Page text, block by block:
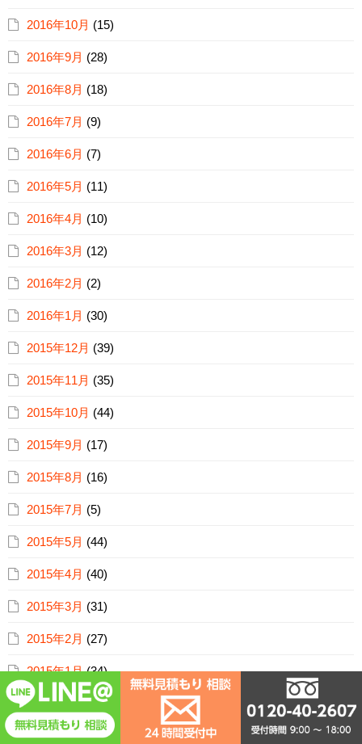
2016年10月 (15)
2016年9月 (28)
2016年8月 (18)
2016年7月 (9)
2016年6月 (7)
2016年5月 (11)
2016年4月 (10)
2016年3月 (12)
2016年2月 (2)
2016年1月 (30)
2015年12月 (39)
2015年11月 (35)
2015年10月 (44)
2015年9月 (17)
2015年8月 (16)
2015年7月 (5)
2015年5月 (44)
2015年4月 (40)
2015年3月 (31)
2015年2月 (27)
2015年1月(34)
2014年12月(36)
2014年11月(33)